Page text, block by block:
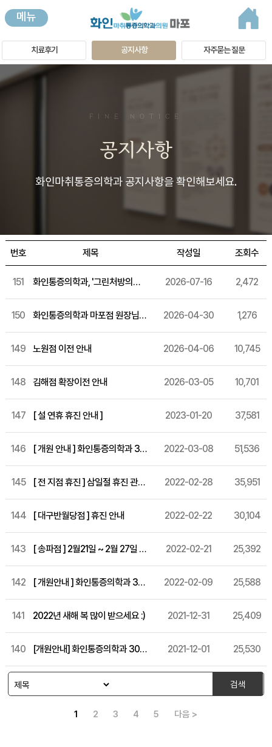
메뉴
치료후기 공지사항 자주묻는 질문
FINE NOTICE
공지사항
화인마취통증의학과 공지사항을 확인해보세요.
번호 제목 작성일 조회수
151 화인통증의학과, '그린처방의원' 연속 선정 2026-07-16 2,472
150 화인통증의학과 마포점 원장님 소개 2026-04-30 1,276
149 노원점 이전 안내 2026-04-06 10,745
148 김해점 확장이전 안내 2026-03-05 10,701
147 [ 설 연휴 휴진 안내 ] 2023-01-20 37,581
146 [ 개원 안내 ] 화인통증의학과 31번째 지점, 송도점 개원! 2022-03-08 51,536
145 [ 전 지점 휴진 ] 삼일절 휴진 관련 공지 입니다. 2022-02-28 35,951
144 [ 대구반월당점 ] 휴진 안내 2022-02-22 30,104
143 [ 송파점 ] 2월21일 ~ 2월 27일 까지 휴진 안내 2022-02-21 25,392
142 [ 개원안내 ] 화인통증의학과 31번째 지점, 송도점 개원임박! 2022-02-09 25,588
141 2022년 새해 복 많이 받으세요 :) 2021-12-31 25,409
140 [개원안내] 화인통증의학과 30번째 지점, 창원점 개원! 2021-12-01 25,530
검색
1 2 3 4 5 다음 >